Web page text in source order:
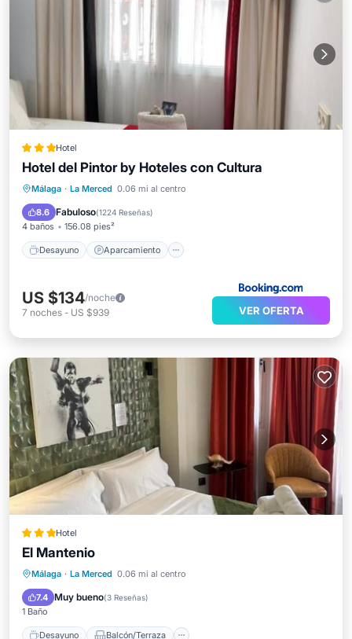
Hotel
Hotel del Pintor by Hoteles con Cultura
Málaga · La Merced 0.06 mi al centro
8.6 Fabuloso(1224 Reseñas)
4 baños 156.08 pies²
Desayuno Aparcamiento
Desayuno
Aparcamiento
Balcón/Terraza
US $134/noche
7 noches - US $939 VER OFERTA
Hotel
El Mantenio
Málaga · La Merced 0.06 mi al centro
7.4 Muy bueno(3 Reseñas)
1 Baño
Desayuno Balcón/Terraza
Desayuno Balcón/Terraza
Aire acondicionado